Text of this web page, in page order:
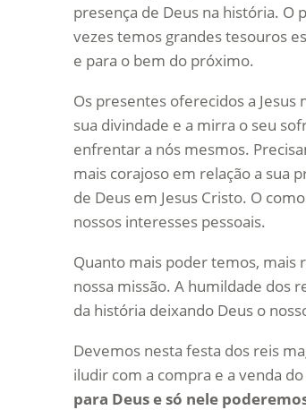
presença de Deus na história. O
vezes temos grandes tesouros
e para o bem do próximo.
Os presentes oferecidos a
sua divindade e a mirra o seu
enfrentar a nós mesmos.
mais corajoso em relação a sua
de Deus em Jesus Cristo. O
nossos interesses pessoais.
Quanto mais poder temos, mais
nossa missão. A humildade dos
da história deixando Deus o
Devemos nesta festa dos reis
iludir com a compra e a venda
para Deus e só nele